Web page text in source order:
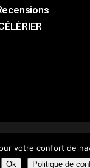
votre confort de
Ok Politique de